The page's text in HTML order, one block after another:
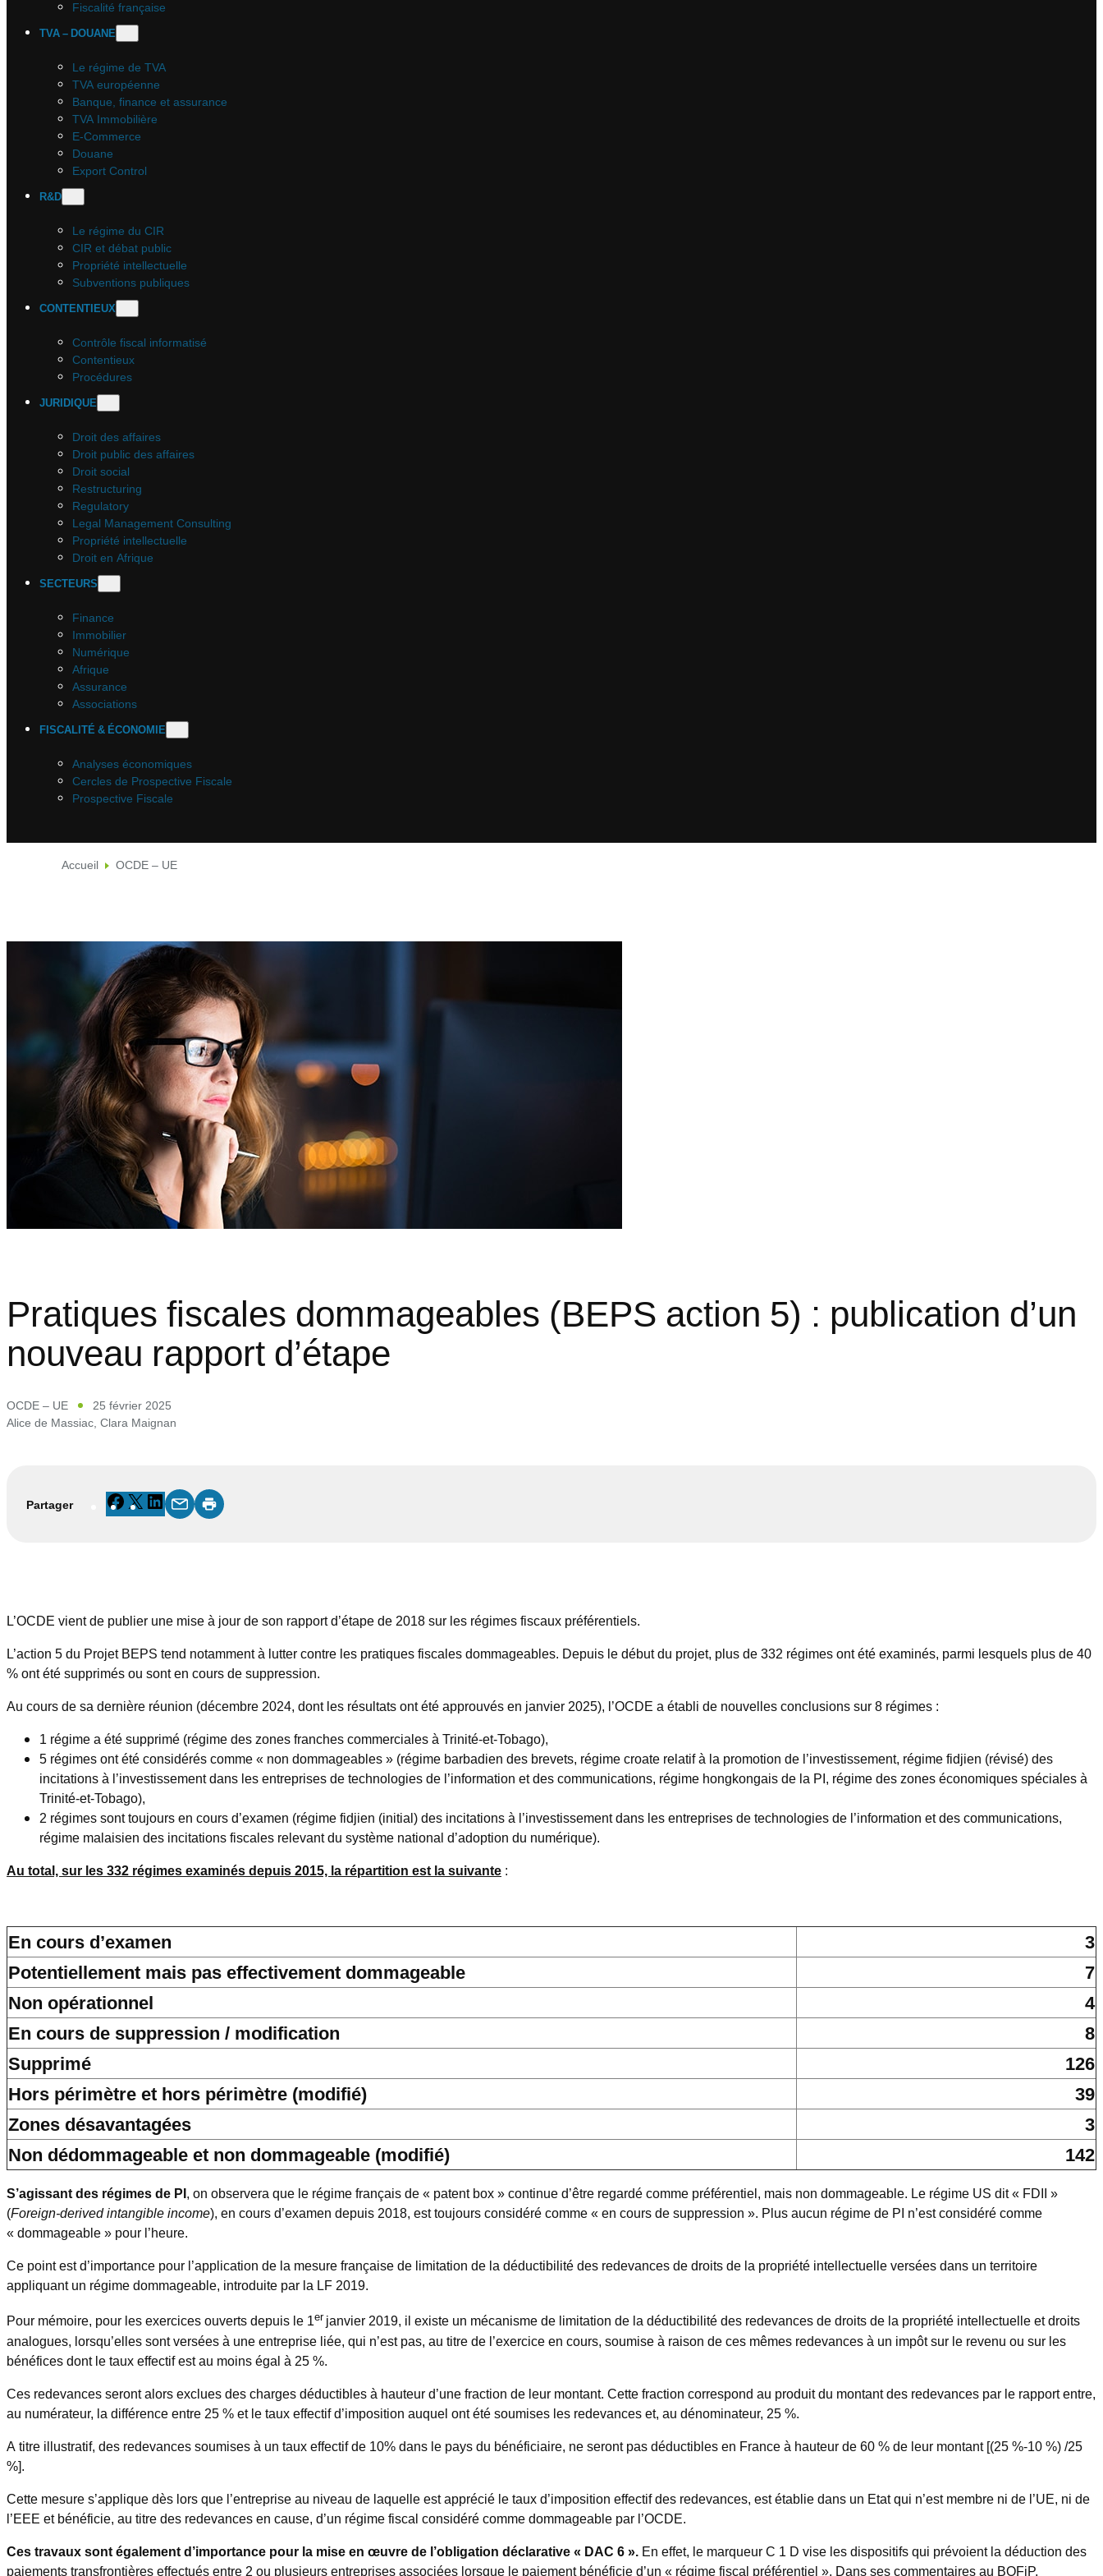
Fiscalité française
TVA – DOUANE
Le régime de TVA
TVA européenne
Banque, finance et assurance
TVA Immobilière
E-Commerce
Douane
Export Control
R&D
Le régime du CIR
CIR et débat public
Propriété intellectuelle
Subventions publiques
CONTENTIEUX
Contrôle fiscal informatisé
Contentieux
Procédures
JURIDIQUE
Droit des affaires
Droit public des affaires
Droit social
Restructuring
Regulatory
Legal Management Consulting
Propriété intellectuelle
Droit en Afrique
SECTEURS
Finance
Immobilier
Numérique
Afrique
Assurance
Associations
FISCALITÉ & ÉCONOMIE
Analyses économiques
Cercles de Prospective Fiscale
Prospective Fiscale
Accueil OCDE – UE
Pratiques fiscales dommageables (BEPS action 5) : publication d’un
nouveau rapport d’étape
OCDE – UE
25 février 2025
Alice de Massiac, Clara Maignan
Partager Facebook
X LinkedIn
L’OCDE vient de publier une mise à jour de son rapport d’étape de 2018 sur les régimes fiscaux préférentiels.
L’action 5 du Projet BEPS tend notamment à lutter contre les pratiques fiscales dommageables. Depuis le début du projet, plus de 332 régimes ont été examinés, parmi lesquels plus de 40
% ont été supprimés ou sont en cours de suppression.
Au cours de sa dernière réunion (décembre 2024, dont les résultats ont été approuvés en janvier 2025), l’OCDE a établi de nouvelles conclusions sur 8 régimes :
1 régime a été supprimé (régime des zones franches commerciales à Trinité-et-Tobago),
5 régimes ont été considérés comme « non dommageables » (régime barbadien des brevets, régime croate relatif à la promotion de l’investissement, régime fidjien (révisé) des
incitations à l’investissement dans les entreprises de technologies de l’information et des communications, régime hongkongais de la PI, régime des zones économiques spéciales à
Trinité-et-Tobago),
2 régimes sont toujours en cours d’examen (régime fidjien (initial) des incitations à l’investissement dans les entreprises de technologies de l’information et des communications,
régime malaisien des incitations fiscales relevant du système national d’adoption du numérique).
Au total, sur les 332 régimes examinés depuis 2015, la répartition est la suivante :
En cours d’examen
3
Potentiellement mais pas effectivement dommageable
7
Non opérationnel
4
En cours de suppression / modification
8
Supprimé
126
Hors périmètre et hors périmètre (modifié)
39
Zones désavantagées
3
Non dédommageable et non dommageable (modifié)
142
S’agissant des régimes de PI, on observera que le régime français de « patent box » continue d’être regardé comme préférentiel, mais non dommageable. Le régime US dit « FDII »
(Foreign-derived intangible income), en cours d’examen depuis 2018, est toujours considéré comme « en cours de suppression ». Plus aucun régime de PI n’est considéré comme
« dommageable » pour l’heure.
Ce point est d’importance pour l’application de la mesure française de limitation de la déductibilité des redevances de droits de la propriété intellectuelle versées dans un territoire
appliquant un régime dommageable, introduite par la LF 2019.
Pour mémoire, pour les exercices ouverts depuis le 1erjanvier 2019, il existe un mécanisme de limitation de la déductibilité des redevances de droits de la propriété intellectuelle et droits
analogues, lorsqu’elles sont versées à une entreprise liée, qui n’est pas, au titre de l’exercice en cours, soumise à raison de ces mêmes redevances à un impôt sur le revenu ou sur les
bénéfices dont le taux effectif est au moins égal à 25 %.
Ces redevances seront alors exclues des charges déductibles à hauteur d’une fraction de leur montant. Cette fraction correspond au produit du montant des redevances par le rapport entre,
au numérateur, la différence entre 25 % et le taux effectif d’imposition auquel ont été soumises les redevances et, au dénominateur, 25 %.
A titre illustratif, des redevances soumises à un taux effectif de 10% dans le pays du bénéficiaire, ne seront pas déductibles en France à hauteur de 60 % de leur montant [(25 %-10 %) /25
%].
Cette mesure s’applique dès lors que l’entreprise au niveau de laquelle est apprécié le taux d’imposition effectif des redevances, est établie dans un Etat qui n’est membre ni de l’UE, ni de
l’EEE et bénéficie, au titre des redevances en cause, d’un régime fiscal considéré comme dommageable par l’OCDE.
Ces travaux sont également d’importance pour la mise en œuvre de l’obligation déclarative « DAC 6 ». En effet, le marqueur C 1 D vise les dispositifs qui prévoient la déduction des
paiements transfrontières effectués entre 2 ou plusieurs entreprises associées lorsque le paiement bénéficie d’un « régime fiscal préférentiel ». Dans ses commentaires au BOFiP,